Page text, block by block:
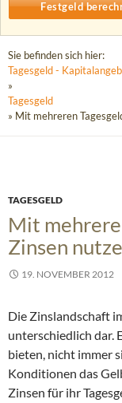
Sie befinden sich hier:
Tagesgeld -
»
Tagesgeld
» Mit mehreren
TAGESGELD
Mit
Zinsen
19. NOVEMBER 2012
Die Zinslandschaft
unterschiedlich dar.
bieten, nicht immer
Konditionen das
Zinsen für ihr